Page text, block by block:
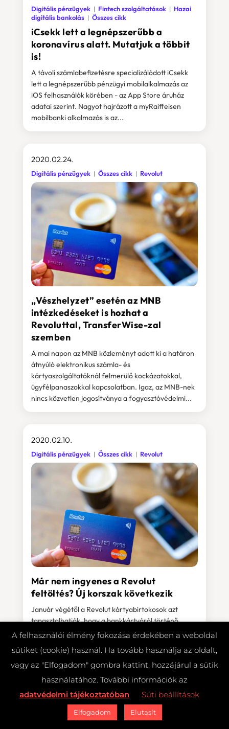
iCsekk lett a legnépszerűbb a
koronavírus alatt. Mutatjuk a többit
is!
Digitális pénzügyek Fintech szolgáltatások
Hazai
digitális bankolás
Összes cikk
A távoli számlabefizetésre specializálódott iCsekk
lett a legnépszerűbb pénzügyi mobilalkalmazás az
iOS felhasználók körében - az App Store áruház
adatai szerint. Nagyot hajrázott a myRaiffeisen
mobilbanki alkalmazás is az...
„Vészhelyzet” esetén az MNB
intézkedéseket is hozhat a
Revoluttal, TransferWise-zal
szemben
2020.02.24.
Digitális pénzügyek Összes cikk Revolut
A mai napon az MNB közleményt adott ki a határon
átnyúló elektronikus számla- és
kártyaszolgáltatóknál felmerülő kockázatokkal,
ügyfélpanaszokkal kapcsolatban. Igaz, az MNB-nek
nincs közvetlen jogosítványa a fogyasztóvédelmi...
Már nem ingyenes a Revolut
feltöltés? Új korszak következik
2020.02.10.
Digitális pénzügyek Összes cikk Revolut
Január végétől a Revolut kártyabirtokosok azt
tapasztalhatják, hogy a bankkártyáról történő
feltöltés akár készpénzes tranzakciónak is
feltöltésre használt kártyához...
2020.02.05.
Digitális pénzügyek Fintech szolgáltatások
Revolut
A felhasználói élmény fokozása érdekében a weboldal
sütiket (cookie) használ. Ha tovább használja az oldalt,
vagy az "Elfogadom" gombra kattint, hozzájárul a sütik
használatához. További információk az
adatvédelmi tájékoztatóban
Süti beállítások
Elfogadom Elutasít